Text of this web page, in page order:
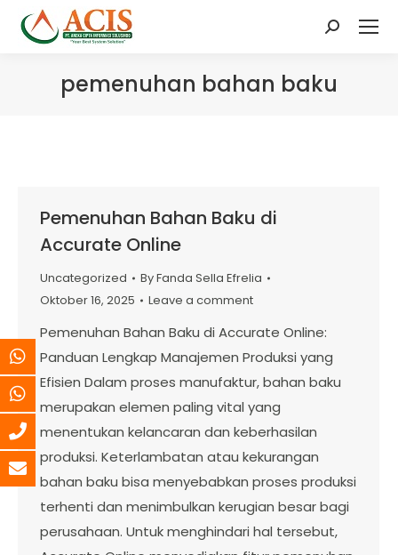
Search:
pemenuhan bahan baku
Pemenuhan Bahan Baku di
Accurate Online
Uncategorized ByFanda Sella Efrelia
Oktober 16, 2025
Leave a comment
Pemenuhan Bahan Baku di Accurate Online:
Panduan Lengkap Manajemen Produksi yang
Efisien Dalam proses manufaktur, bahan baku
merupakan elemen paling vital yang
menentukan kelancaran dan keberhasilan
produksi. Keterlambatan atau kekurangan
bahan baku bisa menyebabkan proses produksi
terhenti dan menimbulkan kerugian besar bagi
perusahaan. Untuk menghindari hal tersebut,